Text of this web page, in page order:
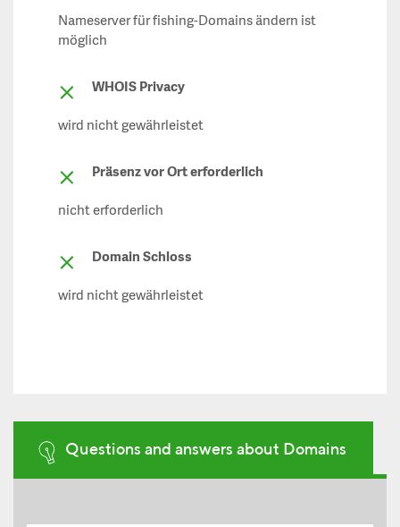
Nameserver für fishing-Domains ändern ist
möglich
WHOIS Privacy
wird nicht gewährleistet
Präsenz vor Ort erforderlich
nicht erforderlich
Domain Schloss
wird nicht gewährleistet
Questions and answers about Domains